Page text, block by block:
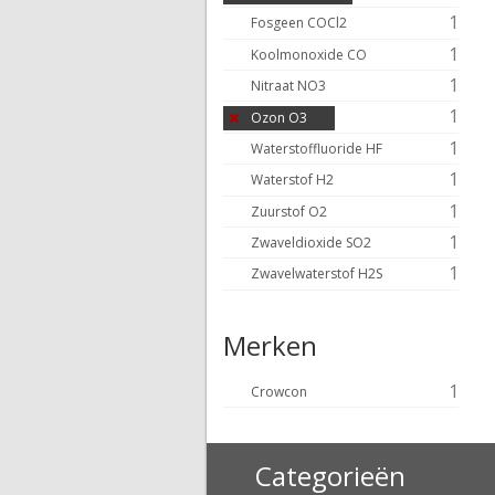
Fosgeen COCl2 1
Koolmonoxide CO 1
Nitraat NO3 1
Ozon O3 1
Waterstoffluoride HF 1
Waterstof H2 1
Zuurstof O2 1
Zwaveldioxide SO2 1
Zwavelwaterstof H2S 1
Merken
Crowcon 1
Categorieën